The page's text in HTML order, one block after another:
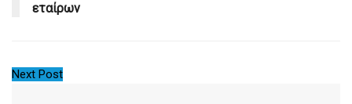
εταίρων
Next Post